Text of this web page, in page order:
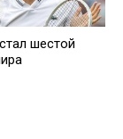
шестой